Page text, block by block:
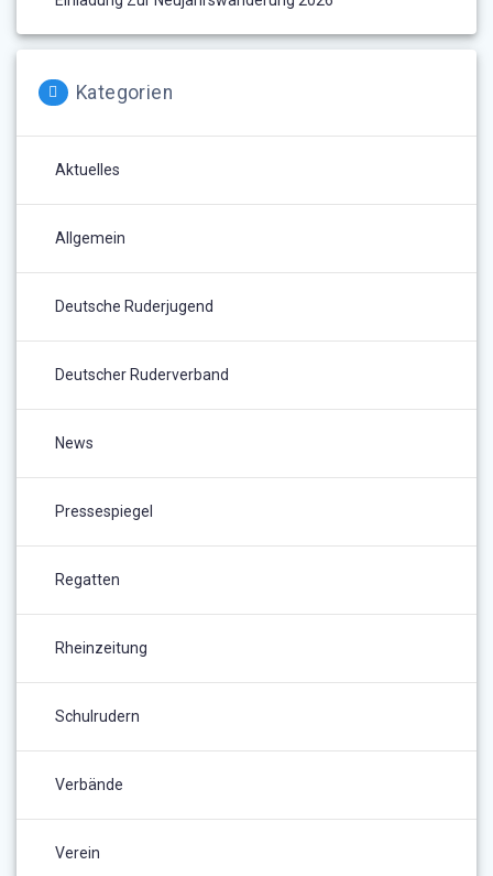
Kategorien
Aktuelles
Allgemein
Deutsche Ruderjugend
Deutscher Ruderverband
News
Pressespiegel
Regatten
Rheinzeitung
Schulrudern
Verbände
Verein